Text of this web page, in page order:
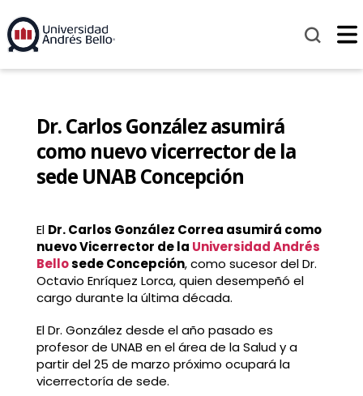
Dr. Carlos González asumirá
como nuevo vicerrector de la
sede UNAB Concepción
El Dr. Carlos González Correa asumirá como
nuevo Vicerrector de la Universidad Andrés
Bellosede Concepción, como sucesor del Dr.
Octavio Enríquez Lorca, quien desempeñó el
cargo durante la última década.
El Dr. González desde el año pasado es
profesor de UNAB en el área de la Salud y a
partir del 25 de marzo próximo ocupará la
vicerrectoría de sede.